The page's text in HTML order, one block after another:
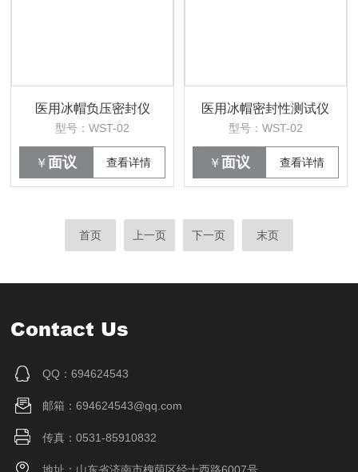
医用冰帽负压密封仪
型号：WST-02
￥ 面议 查看详情
医用冰帽密封性测试仪
型号：WST-02
￥ 面议 查看详情
首页 上一页 下一页 末页
Contact Us
QQ：694624543
邮箱：694624543@qq.com
传真：0531-85910832